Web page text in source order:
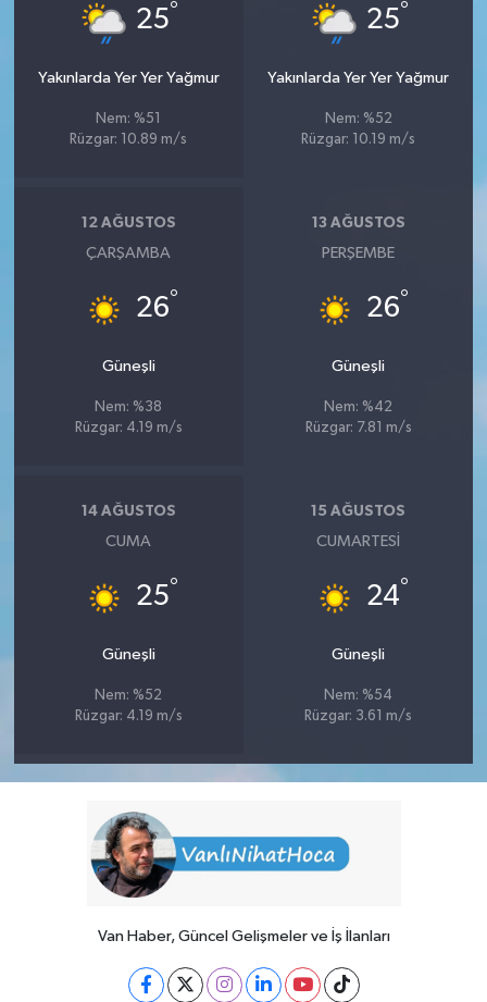
25°
Yakınlarda Yer Yer Yağmur
Nem: %51
Rüzgar: 10.89 m/s
25°
Yakınlarda Yer Yer Yağmur
Nem: %52
Rüzgar: 10.19 m/s
12 AĞUSTOS
ÇARŞAMBA
26°
Güneşli
Nem: %38
Rüzgar: 4.19 m/s
13 AĞUSTOS
PERŞEMBE
26°
Güneşli
Nem: %42
Rüzgar: 7.81 m/s
14 AĞUSTOS
CUMA
25°
Güneşli
Nem: %52
Rüzgar: 4.19 m/s
15 AĞUSTOS
CUMARTESI
24°
Güneşli
Nem: %54
Rüzgar: 3.61 m/s
Van Haber, Güncel Gelişmeler ve İş İlanları